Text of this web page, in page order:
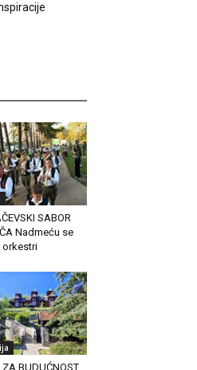
SABOR
Nadmeću se
ZA BUDUĆNOST